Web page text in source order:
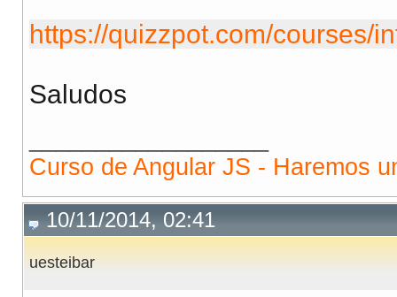
https://quizzpot.com/courses/
Saludos
Curso de Angular JS - Haremos
10/11/2014, 02:41
uesteibar